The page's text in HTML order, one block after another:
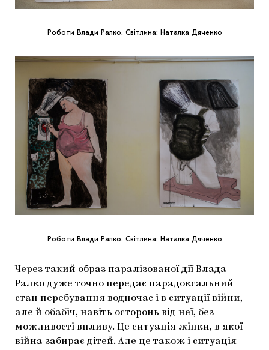
Роботи Влади Ралко. Світлина: Наталка Дяченко
Роботи Влади Ралко. Світлина: Наталка Дяченко
Через такий образ паралізованої дії Влада
Ралко дуже точно передає парадоксальний
стан перебування водночас і в ситуації війни,
але й обабіч, навіть осторонь від неї, без
можливості впливу. Це ситуація жінки, в якої
війна забирає дітей. Але це також і ситуація